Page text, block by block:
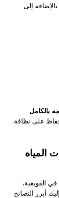
إلى
بالكامل
على نظافة
المياه
القويعية،
أبرز النصائح